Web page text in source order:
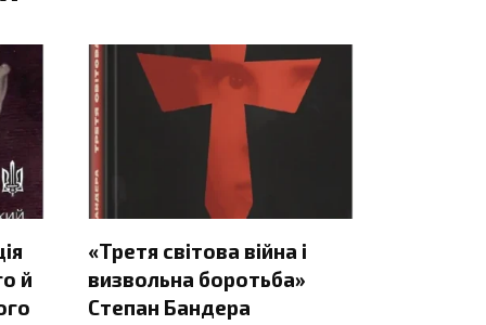
й
«Третя світова війна і
визвольна боротьба»
Степан Бандера